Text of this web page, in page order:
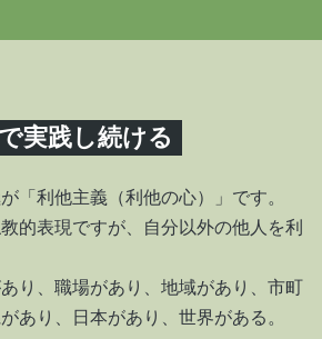
実践し続ける
「利他主義（利他の心）」です。
的表現ですが、自分以外の他人を利
り、職場があり、地域があり、市町
あり、日本があり、世界がある。